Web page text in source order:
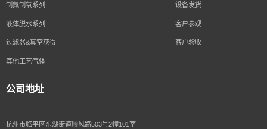
制氮制氧系列
液体脱水系列
过滤器&真空获得
其他工艺气体
设备发货
客户参观
客户验收
公司地址
杭州市临平区东湖街道顺风路503号2幢101室